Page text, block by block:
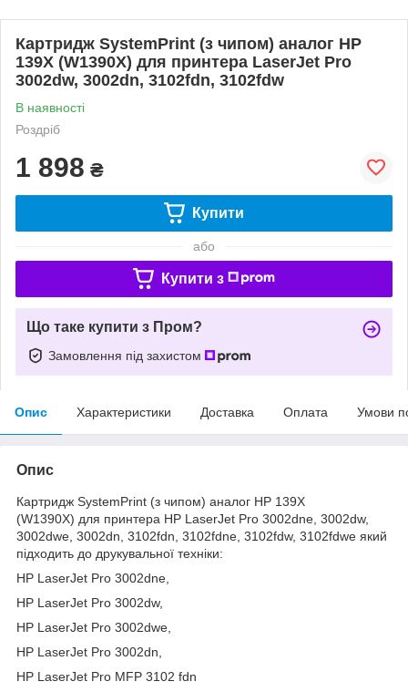
Картридж SystemPrint (з чипом) аналог HP
139X (W1390X) для принтера LaserJet Pro
3002dw, 3002dn, 3102fdn, 3102fdw
В наявності
Роздріб
1 898 ₴
Купити
або
Купити з
Що таке купити з Пром?
Замовлення під захистом
Опис Характеристики Доставка Оплата Умови
Опис
Картридж SystemPrint (з чипом) аналог HP 139X
(W1390X) для принтера HP LaserJet Pro 3002dne, 3002dw,
3002dwe, 3002dn, 3102fdn, 3102fdne, 3102fdw, 3102fdwe який
підходить до друкувальної техніки:
HP LaserJet Pro 3002dne,
HP LaserJet Pro 3002dw,
HP LaserJet Pro 3002dwe,
HP LaserJet Pro 3002dn,
HP LaserJet Pro MFP 3102 fdn